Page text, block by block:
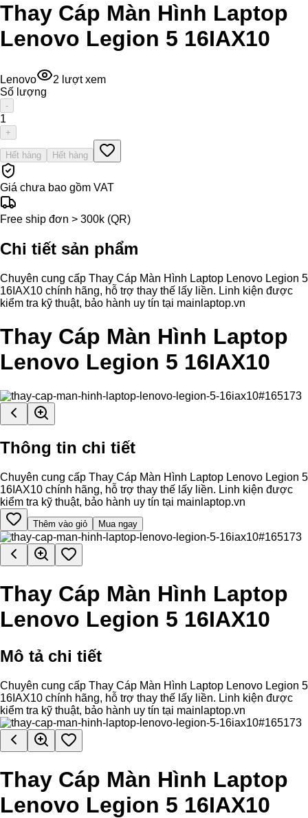
Thay Cáp Màn Hình Laptop
Lenovo Legion 5 16IAX10
Lenovo 2 lượt xem
Số lượng
-
1
+
Hết hàng Hết hàng
Giá chưa bao gồm VAT
Free ship đơn > 300k (QR)
Chi tiết sản phẩm
Chuyên cung cấp Thay Cáp Màn Hình Laptop Lenovo Legion 5
16IAX10 chính hãng, hỗ trợ thay thế lấy liền. Linh kiện được
kiểm tra kỹ thuật, bảo hành uy tín tại mainlaptop.vn
Thay Cáp Màn Hình Laptop
Lenovo Legion 5 16IAX10
Thông tin chi tiết
Chuyên cung cấp Thay Cáp Màn Hình Laptop Lenovo Legion 5
16IAX10 chính hãng, hỗ trợ thay thế lấy liền. Linh kiện được
kiểm tra kỹ thuật, bảo hành uy tín tại mainlaptop.vn
Thêm vào giỏ Mua ngay
Thay Cáp Màn Hình Laptop
Lenovo Legion 5 16IAX10
Mô tả chi tiết
Chuyên cung cấp Thay Cáp Màn Hình Laptop Lenovo Legion 5
16IAX10 chính hãng, hỗ trợ thay thế lấy liền. Linh kiện được
kiểm tra kỹ thuật, bảo hành uy tín tại mainlaptop.vn
Thay Cáp Màn Hình Laptop
Lenovo Legion 5 16IAX10